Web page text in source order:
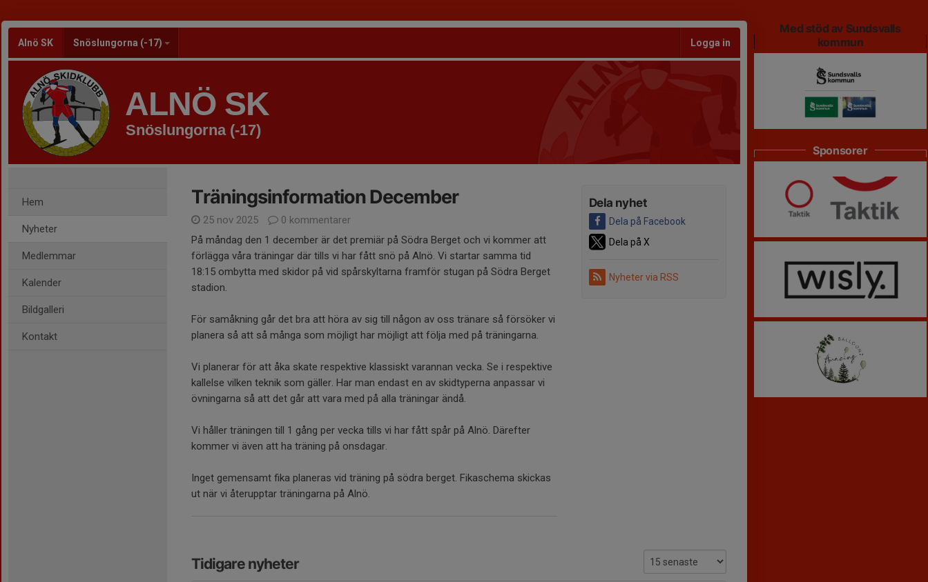
Alnö SK Snöslungorna (-17) Logga in
ALNÖ SK
Snöslungorna (-17)
Hem
Nyheter
Medlemmar
Kalender
Bildgalleri
Kontakt
Dela nyhet
Dela på Facebook
Dela på X
Nyheter via RSS
Träningsinformation December
25 nov 2025
0 kommentarer
På måndag den 1 december är det premiär på Södra Berget och vi kommer att
förlägga våra träningar där tills vi har fått snö på Alnö. Vi startar samma tid
18:15 ombytta med skidor på vid spårskyltarna framför stugan på Södra Berget
stadion.
För samåkning går det bra att höra av sig till någon av oss tränare så försöker vi
planera så att så många som möjligt har möjligt att följa med på träningarna.
Vi planerar för att åka skate respektive klassiskt varannan vecka. Se i respektive
kallelse vilken teknik som gäller. Har man endast en av skidtyperna anpassar vi
övningarna så att det går att vara med på alla träningar ändå.
Vi håller träningen till 1 gång per vecka tills vi har fått spår på Alnö. Därefter
kommer vi även att ha träning på onsdagar.
Inget gemensamt fika planeras vid träning på södra berget. Fikaschema skickas
ut när vi återupptar träningarna på Alnö.
Tidigare nyheter
Med stöd av Sundsvalls
kommun
Sponsorer